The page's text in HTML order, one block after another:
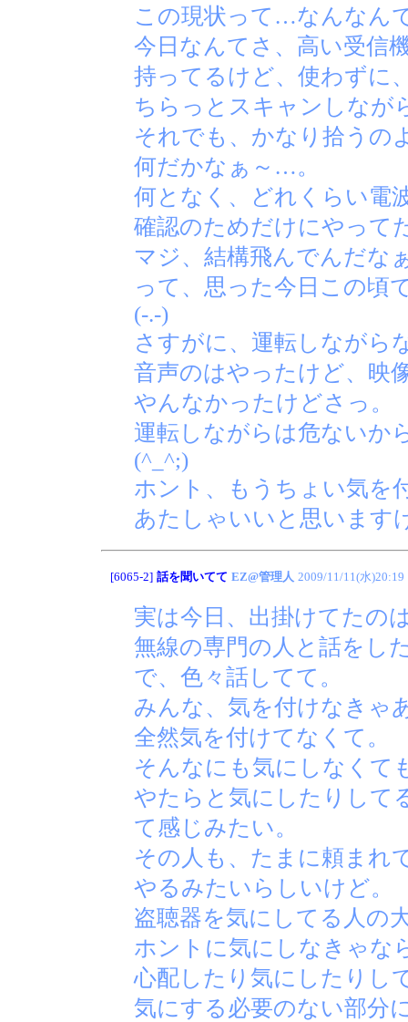
この現状って…なんなん
今日なんてさ、高い受信
持ってるけど、使わずに
ちらっとスキャンしなが
それでも、かなり拾うの
何だかなぁ～…。
何となく、どれくらい電
確認のためだけにやって
マジ、結構飛んでんだな
って、思った今日この頃
(-.-)
さすがに、運転しながら
音声のはやったけど、映
やんなかったけどさっ。
運転しながらは危ないか
(^_^;)
ホント、もうちょい気を
あたしゃいいと思います
[6065-2] 話を聞いてて EZ@管理人 2009/11/11(水)20:19
実は今日、出掛けてたの
無線の専門の人と話をし
で、色々話してて。
みんな、気を付けなきゃ
全然気を付けてなくて。
そんなにも気にしなくて
やたらと気にしたりして
て感じみたい。
その人も、たまに頼まれ
やるみたいらしいけど。
盗聴器を気にしてる人の
ホントに気にしなきゃな
心配したり気にしたりし
気にする必要のない部分